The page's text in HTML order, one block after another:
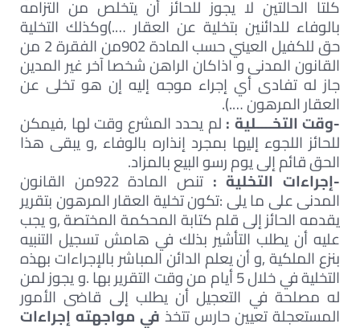
كلتا الحالتين لا يجوز للحائز أن يتخلص من التزامه
بالوفاء للدائنين بتخلية عن العقار ….)وكذلك التخلية
حق للكفيل العيني حسب المادة 902من الفقرة 2 من
القانون المدنى و اذاكان الراهن شخصا آخر غير المدين
جاز له تفادى أي إجراء موجه إليه إن هو تخلى عن
العقار المرهون ….).
-وقت التخــــلية : لم يحدد المشرع وقت لها ,فيمكن
للحائز اللجوء إليها بمجرد إنذاره بالوفاء ,و يبقى هذا
الحق قائم إلى يوم رسو البيع بالمزاد.
-إجراءات التخلية : تنص المادة 922من القانون
المدنى على ما يلى :تكون تخلية العقار المرهون بتقرير
يقدمه الحائز إلى قلم كتابة المحكمة المختصة ,و يجب
عليه أن يطلب التأشير بذلك في هامش تسجيل التنبيه
بنزع الملكية ,و أن يعلم الدائن المباشر بالإجراءات بهذه
التخلية في خلال 5 أيام من وقت التقرير بها .و يجوز لمن
له مصلحة في التعجيل أن يطلب إلى قاضى الأمور
المستعجلة تعيين حارس تتخذ في مواجهته إجراءات